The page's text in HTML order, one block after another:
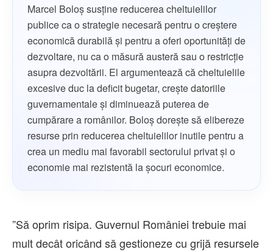
Marcel Boloș susține reducerea cheltuielilor
publice ca o strategie necesară pentru o creștere
economică durabilă și pentru a oferi oportunități de
dezvoltare, nu ca o măsură austeră sau o restricție
asupra dezvoltării. El argumentează că cheltuielile
excesive duc la deficit bugetar, crește datoriile
guvernamentale și diminuează puterea de
cumpărare a românilor. Boloș dorește să elibereze
resurse prin reducerea cheltuielilor inutile pentru a
crea un mediu mai favorabil sectorului privat și o
economie mai rezistentă la șocuri economice.
”Să oprim risipa. Guvernul României trebuie mai
mult decât oricând să gestioneze cu grijă resursele